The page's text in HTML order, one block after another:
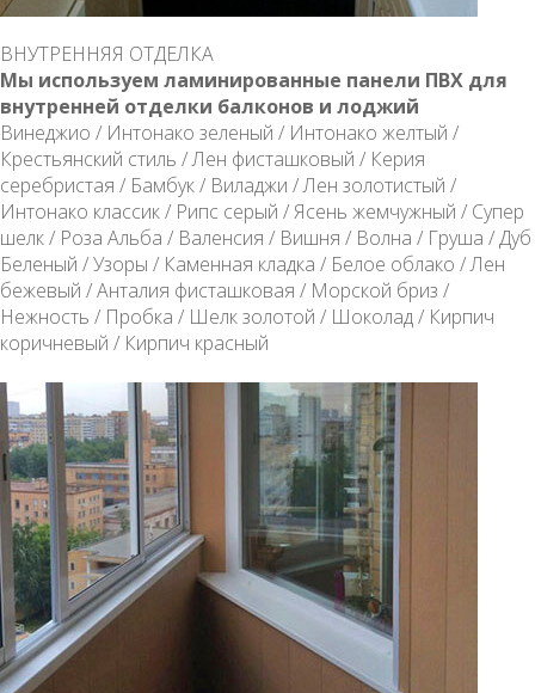
ВНУТРЕННЯЯ ОТДЕЛКА
Мы используем ламинированные панели ПВХ для
внутренней отделки балконов и лоджий
Винеджио / Интонако зеленый / Интонако желтый /
Крестьянский стиль / Лен фисташковый / Керия
серебристая / Бамбук / Виладжи / Лен золотистый /
Интонако классик / Рипс серый / Ясень жемчужный / Супер
шелк / Роза Альба / Валенсия / Вишня / Волна / Груша / Дуб
Беленый / Узоры / Каменная кладка / Белое облако / Лен
бежевый / Анталия фисташковая / Морской бриз /
Нежность / Пробка / Шелк золотой / Шоколад / Кирпич
коричневый / Кирпич красный